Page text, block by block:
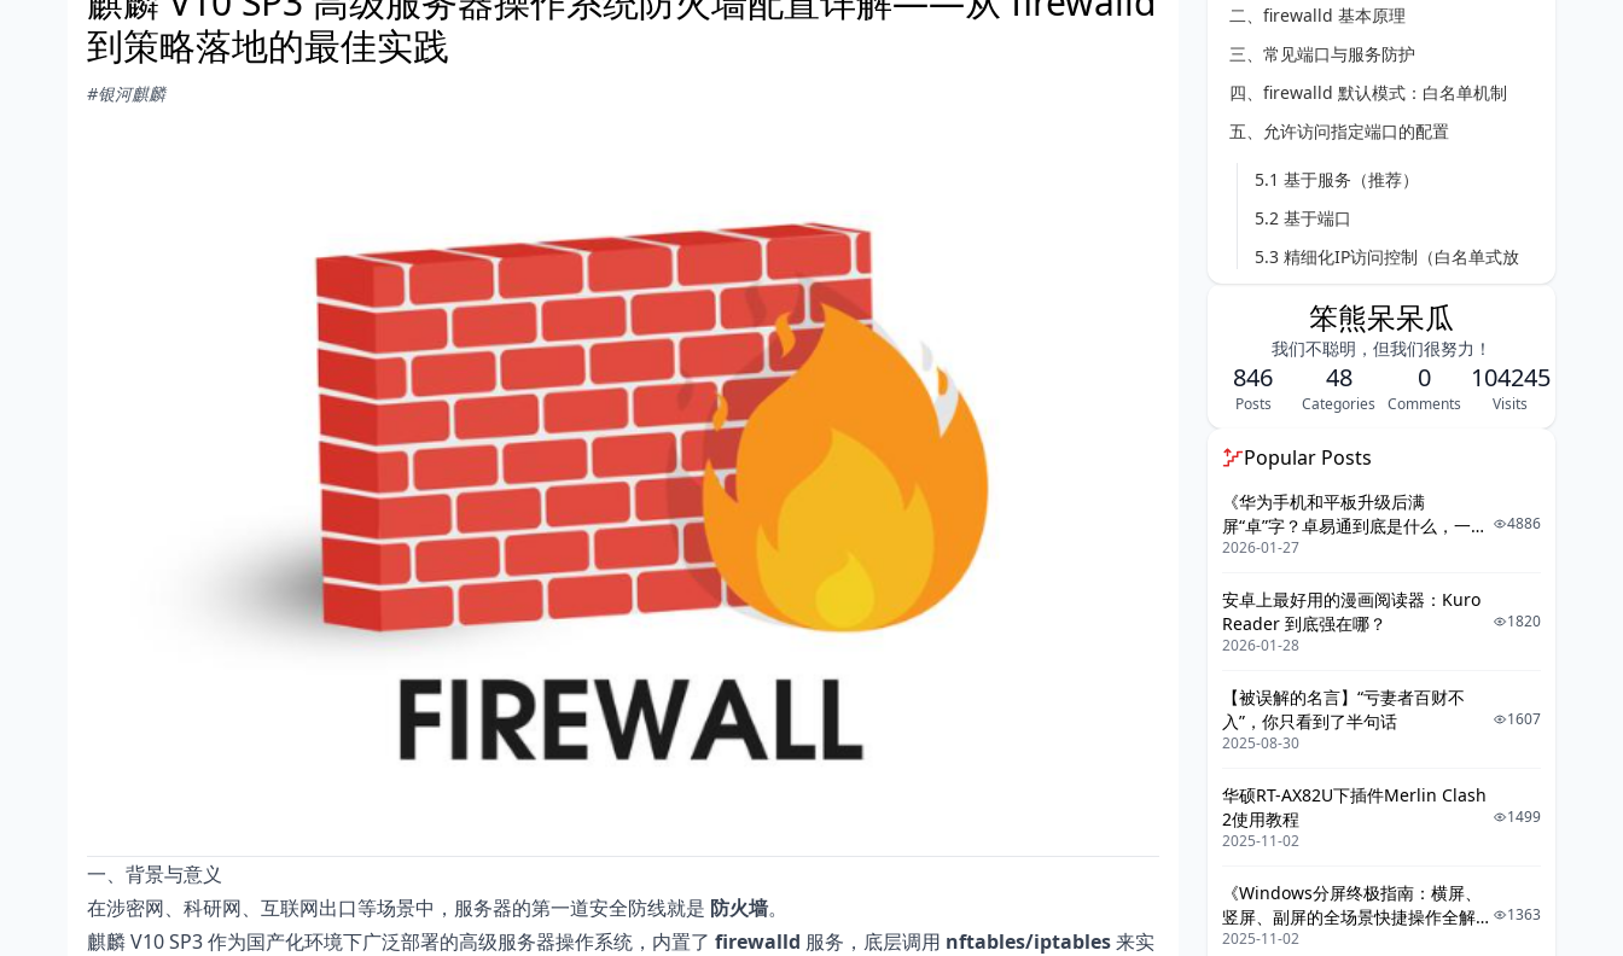
到策略落地的最佳实践
#银河麒麟
一、背景与意义
在涉密网、科研网、互联网出口等场景中，服务器的第一道安全防线就是 防火墙。
麒麟 V10 SP3 作为国产化环境下广泛部署的高级服务器操作系统，内置了 firewalld 服务，底层调用 nftables/iptables来实
二、firewalld 基本原理
三、常见端口与服务防护
四、firewalld 默认模式：白名单机制
五、允许访问指定端口的配置
5.1 基于服务（推荐）
5.2 基于端口
5.3 精细化IP访问控制（白名单式放
六、多物理网络端口绑定与区域策略
6.1 查看当前绑定
6.2 将网口绑定到不同区域
6.3 绑定到源地址/网段
6.4 在区域内配置端口
七、修改默认区域为黑名单模式
7.1 默认模式回顾
7.2 修改为黑名单模式
八、黑名单配置文件方式（可选）
九、运维建议与最佳实践
十、结语
笨熊呆呆瓜
我们不聪明，但我们很努力！
846
Posts
48
Categories
0
Comments
104245
Visits
Popular Posts
《华为手机和平板升级后满
屏“卓”字？卓易通到底是什么，一篇
给你讲明白》
2026-01-27
4886
安卓上最好用的漫画阅读器：Kuro
Reader 到底强在哪？
2026-01-28
1820
【被误解的名言】“亏妻者百财不
入”，你只看到了半句话
2025-08-30
1607
华硕RT-AX82U下插件Merlin Clash
2使用教程
2025-11-02
1499
《Windows分屏终极指南：横屏、
竖屏、副屏的全场景快捷操作全解
析》
2025-11-02
1363